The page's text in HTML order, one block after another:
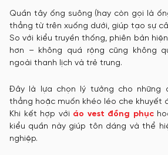
Quần tây ống suông (hay còn gọi là
thẳng từ trên xuống dưới, giúp tạo sự
So với kiểu truyền thống, phiên bản
hơn – không quá rộng cũng không
ngoài thanh lịch và trẻ trung.
Đây là lựa chọn lý tưởng cho những
thẳng hoặc muốn khéo léo che khuyết
Khi kết hợp với áo vest đồng phục
kiểu quần này giúp tôn dáng và thể
nghiệp.